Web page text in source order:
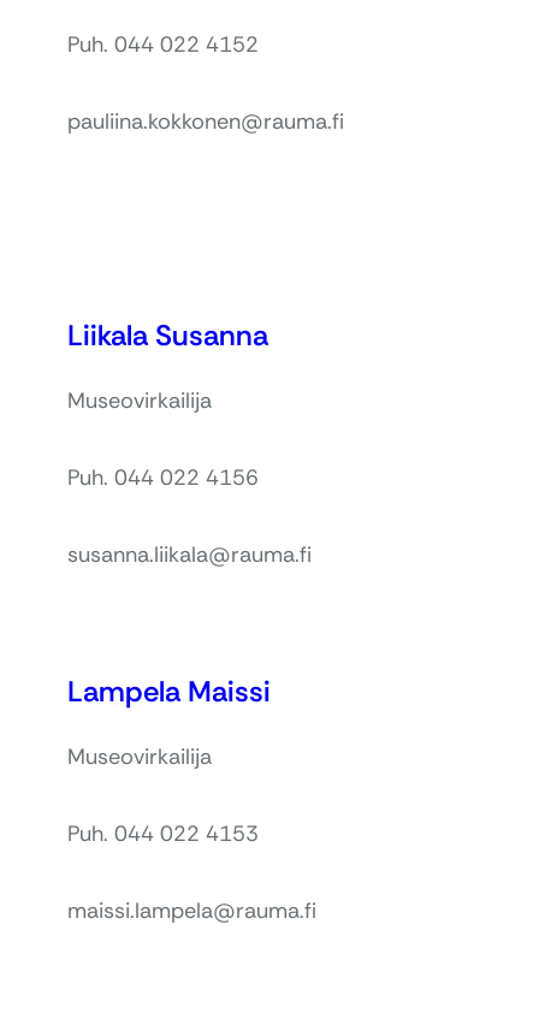
Puh. 044 022 4152
pauliina.kokkonen@rauma.fi
Liikala Susanna
Museovirkailija
Puh. 044 022 4156
susanna.liikala@rauma.fi
Lampela Maissi
Museovirkailija
Puh. 044 022 4153
maissi.lampela@rauma.fi